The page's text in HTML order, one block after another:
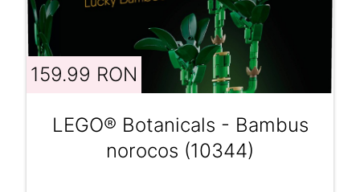
159.99 RON
LEGO® Botanicals - Bambus
norocos (10344)